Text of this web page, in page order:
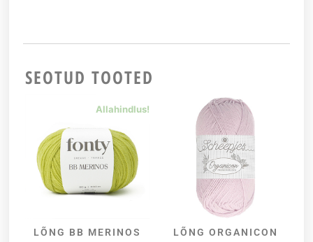
SEOTUD TOOTED
Allahindlus!
VALI
LÕNG BB MERINOS VALI
LÕNG ORGANICON